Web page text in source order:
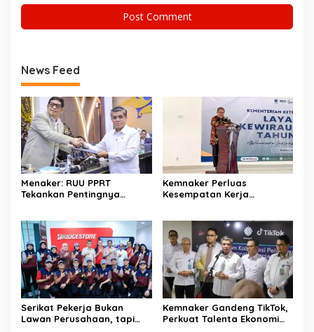
News Feed
Menaker: RUU PPRT
Tekankan Pentingnya
Kemnaker Perluas
Kesempatan Kerja
Serikat Pekerja Bukan
Lawan Perusahaan, tapi
Kemnaker Gandeng TikTok,
Perkuat Talenta Ekonomi